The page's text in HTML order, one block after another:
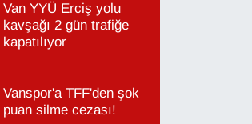
Van YYÜ Erciş yolu
kavşağı 2 gün trafiğe
kapatılıyor
Vanspor'a TFF'den şok
puan silme cezası!